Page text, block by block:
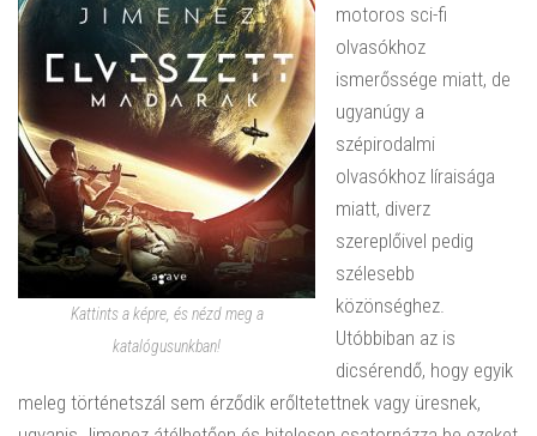
Kattints a képre, és nézd meg a
katalógusunkban!
motoros sci-fi
olvasókhoz
ismerőssége miatt, de
ugyanúgy a
szépirodalmi
olvasókhoz líraisága
miatt, diverz
szereplőivel pedig
szélesebb
közönséghez.
Utóbbiban az is
dicsérendő, hogy egyik
meleg történetszál sem érződik erőltetettnek vagy üresnek,